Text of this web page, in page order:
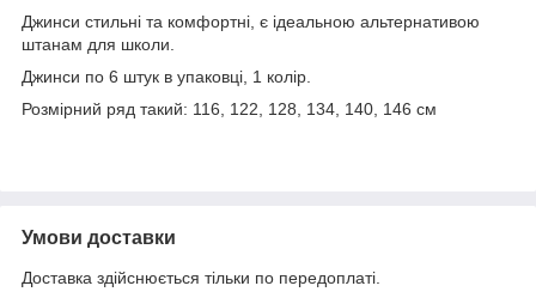
Джинси стильні та комфортні, є ідеальною альтернативою
штанам для школи.
Джинси по 6 штук в упаковці, 1 колір.
Розмірний ряд такий: 116, 122, 128, 134, 140, 146 см
Умови доставки
Доставка здійснюється тільки по передоплаті.